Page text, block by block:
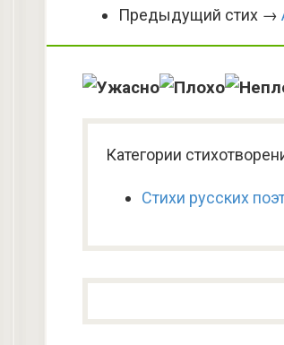
Предыдущий стих →
Категории
Стихи русских